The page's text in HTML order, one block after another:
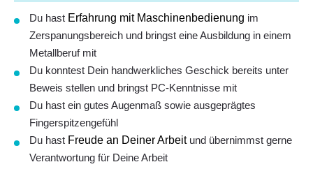
Du hast Erfahrung mit Maschinenbedienung im
Zerspanungsbereich und bringst eine Ausbildung in einem
Metallberuf mit
Du konntest Dein handwerkliches Geschick bereits unter
Beweis stellen und bringst PC-Kenntnisse mit
Du hast ein gutes Augenmaß sowie ausgeprägtes
Fingerspitzengefühl
Du hast Freude an Deiner Arbeitund übernimmst gerne
Verantwortung für Deine Arbeit